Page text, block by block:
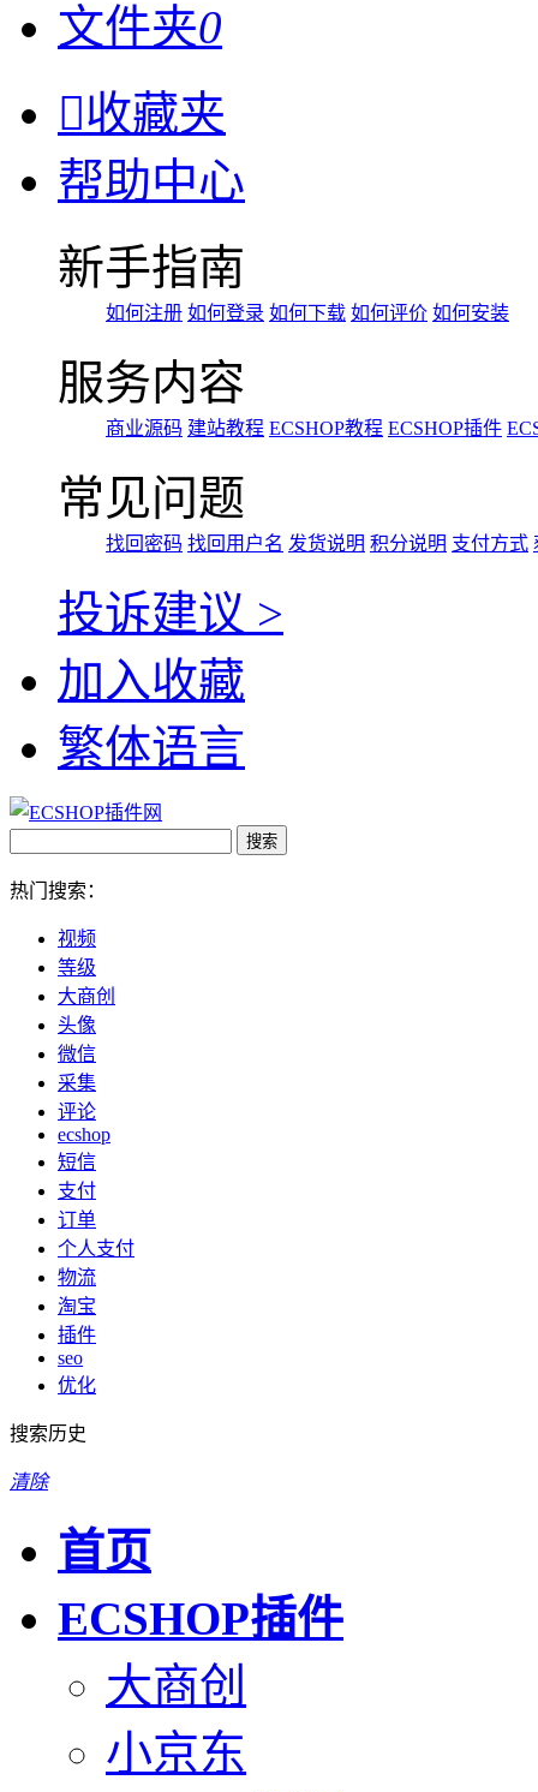
文件夹0
收藏夹
帮助中心
新手指南
如何注册 如何登录 如何下载 如何评价 如何安装
服务内容
商业源码 建站教程 ECSHOP教程 ECSHOP插件
常见问题
找回密码 找回用户名 发货说明 积分说明 支付方式
投诉建议 >
加入收藏
繁体语言
热门搜索：
视频
等级
大商创
头像
微信
采集
评论
ecshop
短信
支付
订单
个人支付
物流
淘宝
插件
seo
优化
搜索历史
清除
首页
ECSHOP插件
大商创
小京东